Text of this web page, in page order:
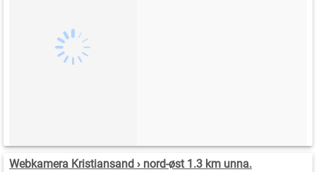
Webkamera Kristiansand › nord-øst 1.3 km unna.